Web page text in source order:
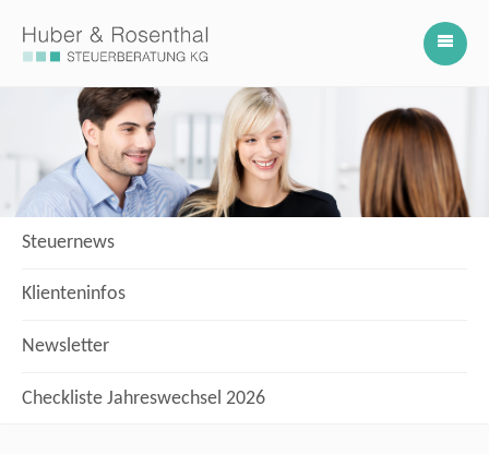
Steuernews
Klienteninfos
Newsletter
Checkliste Jahreswechsel 2026